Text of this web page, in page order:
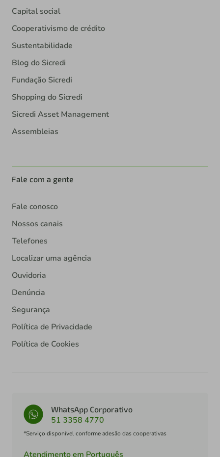
Capital social
Cooperativismo de crédito
Sustentabilidade
Blog do Sicredi
Fundação Sicredi
Shopping do Sicredi
Sicredi Asset Management
Assembleias
Fale com a gente
Fale conosco
Nossos canais
Telefones
Localizar uma agência
Ouvidoria
Denúncia
Segurança
Política de Privacidade
Política de Cookies
WhatsApp Corporativo
51 3358 4770
*Serviço disponível conforme adesão das cooperativas
Atendimento em Português